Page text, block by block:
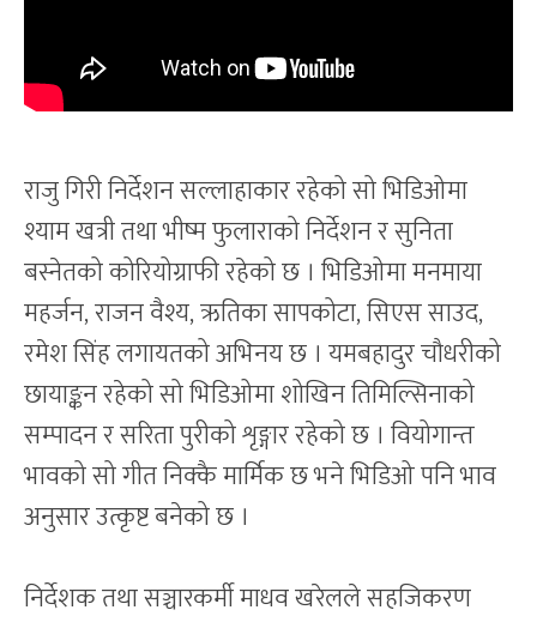
राजु गिरी निर्देशन सल्लाहाकार रहेको सो भिडिओमा
श्याम खत्री तथा भीष्म फुलाराको निर्देशन र सुनिता
बस्नेतको कोरियोग्राफी रहेको छ । भिडिओमा मनमाया
महर्जन, राजन वैश्य, ऋतिका सापकोटा, सिएस साउद,
रमेश सिंह लगायतको अभिनय छ । यमबहादुर चौधरीको
छायाङ्कन रहेको सो भिडिओमा शोखिन तिमिल्सिनाको
सम्पादन र सरिता पुरीको शृङ्गार रहेको छ । वियोगान्त
भावको सो गीत निक्कै मार्मिक छ भने भिडिओ पनि भाव
अनुसार उत्कृष्ट बनेको छ ।
निर्देशक तथा सञ्चारकर्मी माधव खरेलले सहजिकरण